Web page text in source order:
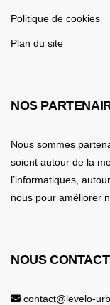
Politique de cookies
Plan du site
NOS
Nous sommes
soient autour de la
l’informatiques,
nous pour améliorer
NOUS
contact@levelo-